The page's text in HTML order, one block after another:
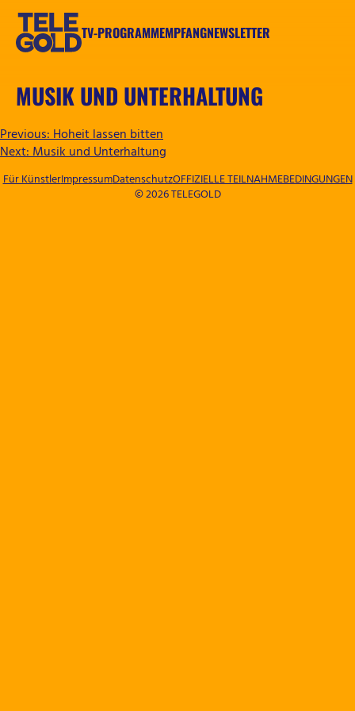
Zum
springen
TV-PROGRAMMEMPFANGNEWSLETTER
MUSIK UND UNTERHALTUNG
BEITRAGSNAVIGATION
Previous:Hoheit lassen bitten
Next:Musik und Unterhaltung
© 2026 TELEGOLD
Für KünstlerImpressumDatenschutzOFFIZIELLE TEILNAHMEBEDINGUNGEN